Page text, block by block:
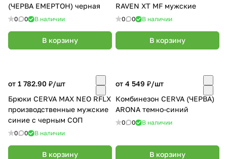
(ЧЕРВА ЕМЕРТОН) черная
0 0 В наличии
В корзину
RAVEN XT MF мужские
0 0 В наличии
В корзину
от 1 782.90 ₽/шт
Брюки CERVA MAX NEO RFLX
производственные мужские
синие с черным СОП
0 0 В наличии
В корзину
от 4 549 ₽/шт
Комбинезон CERVA (ЧЕРВА)
ARONA темно-синий
0 0 В наличии
В корзину